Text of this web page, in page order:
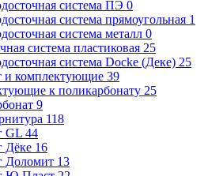
система ПЭ 0
система прямоугольная 1
система металл 0
система пластиковая 25
система Docke (Деке) 25
и комплектующие 39
к поликарбонату 25
9
118
GL 44
Дёке 16
Доломит 13